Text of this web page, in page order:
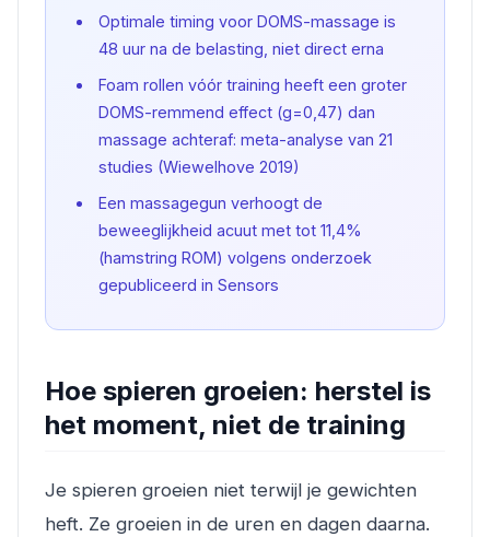
Optimale timing voor DOMS-massage is
48 uur na de belasting, niet direct erna
Foam rollen vóór training heeft een groter
DOMS-remmend effect (g=0,47) dan
massage achteraf: meta-analyse van 21
studies (Wiewelhove 2019)
Een massagegun verhoogt de
beweeglijkheid acuut met tot 11,4%
(hamstring ROM) volgens onderzoek
gepubliceerd in Sensors
Hoe spieren groeien: herstel is
het moment, niet de training
Je spieren groeien niet terwijl je gewichten
heft. Ze groeien in de uren en dagen daarna.